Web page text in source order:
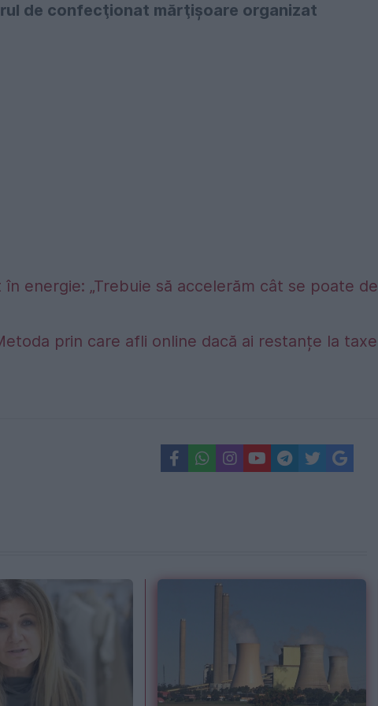
de confecţionat mărţişoare organizat
energie: „Trebuie să accelerăm cât se poate de
prin care afli online dacă ai restanțe la taxe